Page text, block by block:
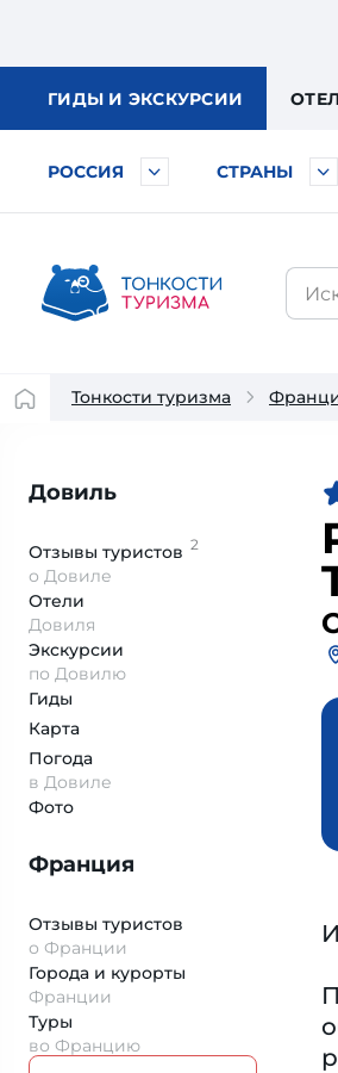
ГИДЫ И ЭКСКУРСИИ
РОССИЯ СТРАНЫ
Тонкости туризма
Довиль
Отзывы туристов 2
о Довиле
Отели
Довиля
Экскурсии
по Довилю
Гиды
Карта
Погода
в Довиле
Фото
Франция
Отзывы туристов
о Франции
Города и курорты
Франции
Туры
во Францию